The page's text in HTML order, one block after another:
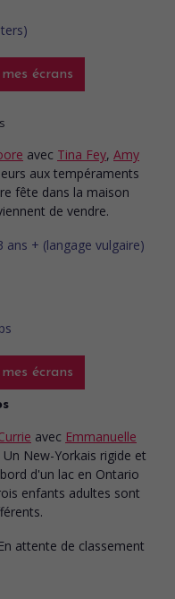
écrans
avec Tina Fey, Amy
aux tempéraments
fête dans la maison
de vendre.
écrans
avec Emmanuelle
Un New-Yorkais rigide et
d'un lac en Ontario
enfants adultes sont